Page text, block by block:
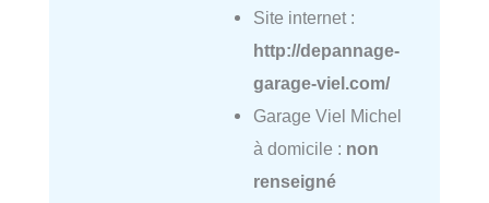
Site internet :
http://depannage-
garage-viel.com/
Garage Viel Michel
à domicile : non
renseigné